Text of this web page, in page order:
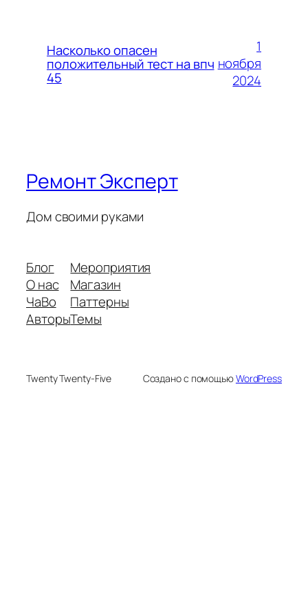
Насколько опасен
положительный тест на впч
45
1
ноября
2024
Ремонт Эксперт
Дом своими руками
Блог
О нас
ЧаВо
Авторы
Мероприятия
Магазин
Паттерны
Темы
Twenty Twenty-Five Создано с помощьюWordPress